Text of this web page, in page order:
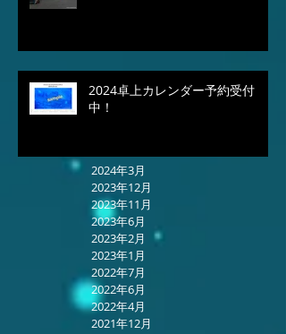
2024卓上カレンダー予約受付
中！
2024年3月
2023年12月
2023年11月
2023年6月
2023年2月
2023年1月
2022年7月
2022年6月
2022年4月
2021年12月